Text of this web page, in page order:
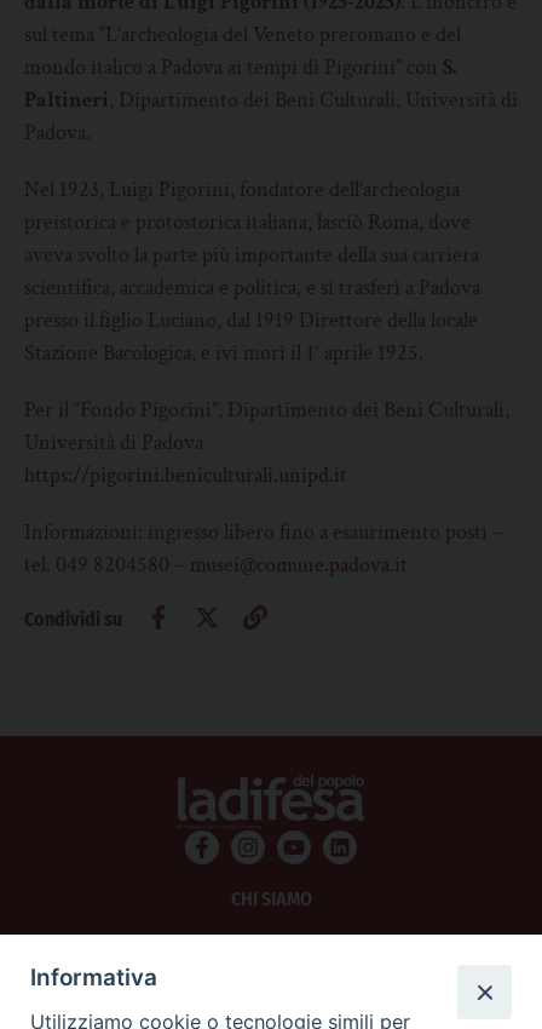
sul tema “L’archeologia del Veneto preromano e del
mondo italico a Padova ai tempi di Pigorini” con S.
Paltineri, Dipartimento dei Beni Culturali, Università di
Padova.
Nel 1923, Luigi Pigorini, fondatore dell’archeologia
preistorica e protostorica italiana, lasciò Roma, dove
aveva svolto la parte più importante della sua carriera
scientifica, accademica e politica, e si trasferì a Padova
presso il figlio Luciano, dal 1919 Direttore della locale
Stazione Bacologica, e ivi morì il 1° aprile 1925.
Per il “Fondo Pigorini”, Dipartimento dei Beni Culturali,
Università di Padova
https://pigorini.beniculturali.unipd.it
Informazioni: ingresso libero fino a esaurimento posti –
tel. 049 8204580 – musei@comune.padova.it
Condividi su
CHI SIAMO
Informativa
Utilizziamo cookie o tecnologie simili per